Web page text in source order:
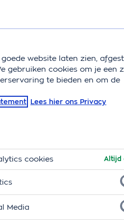
Dekking Bagage
dan geen zorgen hebben
meeverzekerd. Je stelt bij
samen. Zo bepaal je ook
website laten zien,
gebruiken cookies om je een
te bieden en om de
Lees hier ons Privacy
cookies Altijd
Media